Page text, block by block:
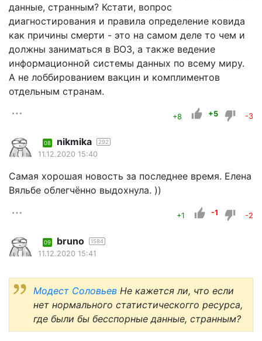
данные, странным? Кстати, вопрос
диагностирования и правила определение ковида
как причины смерти - это на самом деле то чем и
должны заниматься в ВОЗ, а также ведение
информационной системы данных по всему миру.
А не лоббированием вакцин и комплиментов
отдельным странам.
+8 +5 -3
08 nikmika 292
11.12.2020 15:40
Самая хорошая новость за последнее время. Елена
Вяльбе облегчённо выдохнула. ))
+1 -1 -2
09 bruno 1584
11.12.2020 15:41
Модест Соловьев Не кажется ли, что если
нет нормального статистическогго ресурса,
где были бы бесспорные данные, странным?